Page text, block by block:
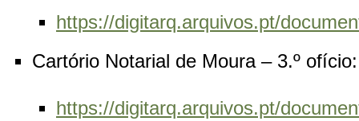
https://digitarq.arquivos.pt/
Cartório Notarial de Moura – 3.º
https://digitarq.arquivos.pt/